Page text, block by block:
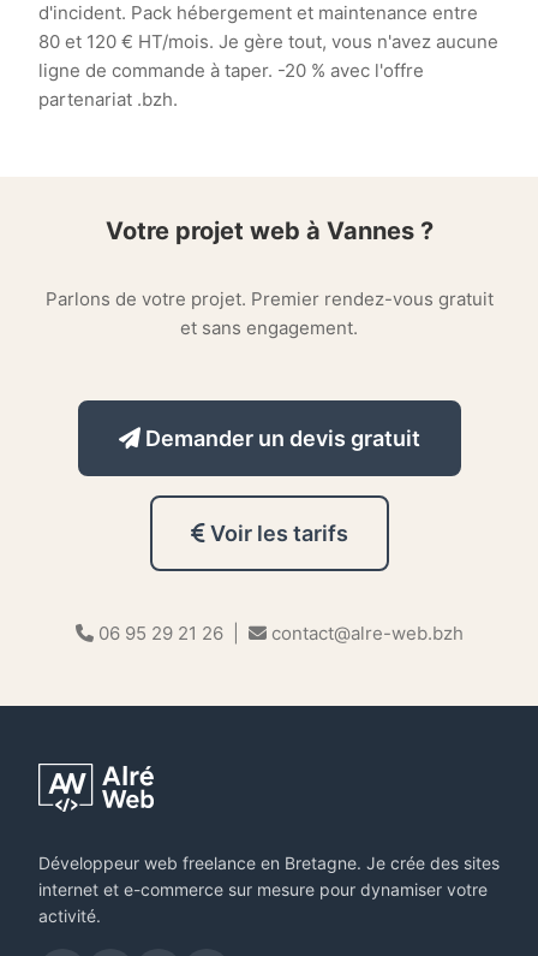
d'incident. Pack hébergement et maintenance entre
80 et 120 € HT/mois. Je gère tout, vous n'avez aucune
ligne de commande à taper. -20 % avec l'offre
partenariat .bzh.
Votre projet web à Vannes ?
Parlons de votre projet. Premier rendez-vous gratuit
et sans engagement.
Demander un devis gratuit
Voir les tarifs
06 95 29 21 26 | contact@alre-web.bzh
Développeur web freelance en Bretagne. Je crée des sites
internet et e-commerce sur mesure pour dynamiser votre
activité.